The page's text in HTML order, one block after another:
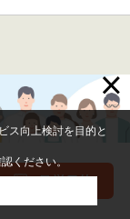
条件付き売地】
×
ス向上検討を目的と
ください。